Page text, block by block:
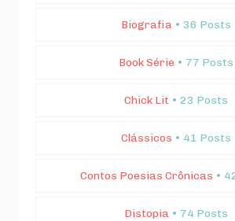
Biografia • 36 Posts
Book Série • 77 Posts
Chick Lit • 23 Posts
Clássicos • 41 Posts
Contos Poesias Crônicas •
Distopia • 74 Posts